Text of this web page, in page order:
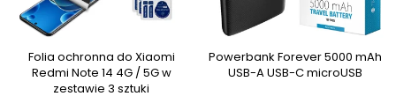
Folia ochronna do Xiaomi
Redmi Note 14 4G / 5G w
zestawie 3 sztuki
Powerbank Forever 5000 mAh
USB-A USB-C microUSB